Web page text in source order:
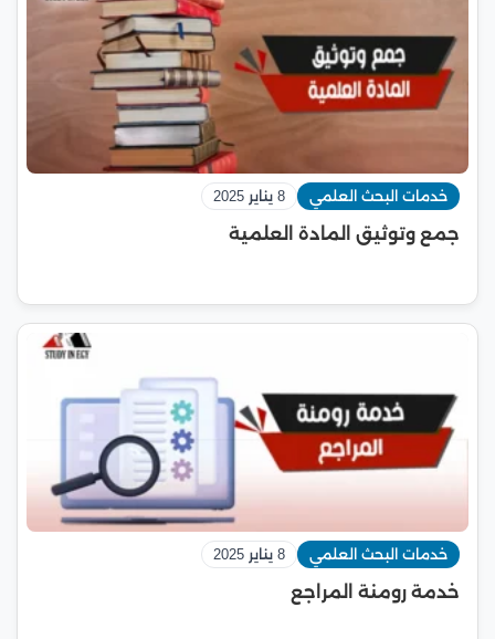
خدمات البحث العلمي 8 يناير 2025
جمع وتوثيق المادة العلمية
خدمات البحث العلمي 8 يناير 2025
خدمة رومنة المراجع